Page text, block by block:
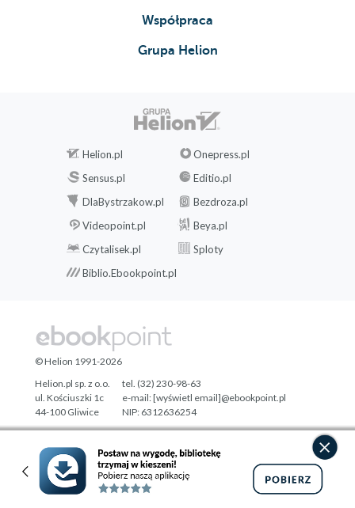
Współpraca
Grupa Helion
Helion.pl
Onepress.pl
Sensus.pl
Editio.pl
DlaBystrzakow.pl
Bezdroza.pl
Videopoint.pl
Beya.pl
Czytalisek.pl
Sploty
Biblio.Ebookpoint.pl
Designed with ♥ byTonik.pl
© Helion 1991-2026
Helion.pl sp. z o.o.
ul. Kościuszki 1c
44-100 Gliwice
tel. (32) 230-98-63
e-mail:[wyświetl email]@ebookpoint.pl
NIP: 6312636254
Regon: 241989027
Pełna wersja strony »